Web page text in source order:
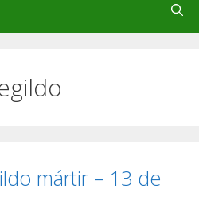
mártir – 13 de